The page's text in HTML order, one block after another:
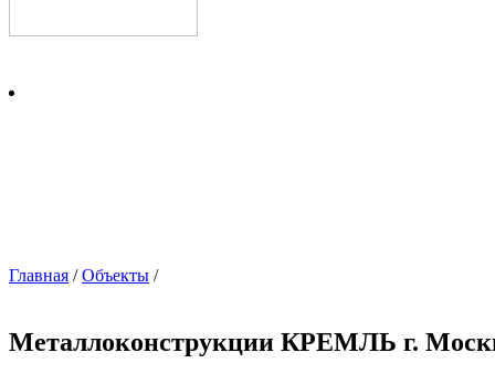
Главная /Объекты /
Металлоконструкции КРЕМЛЬ г.